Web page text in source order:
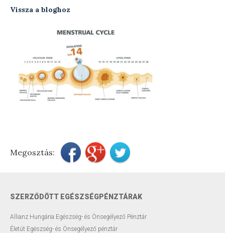
Menopauzális egészség
Távkonzultáció
Előadások
Szakmai blog
Elérhetőségek
Vissza a bloghoz
Megosztás:
SZERZŐDÖTT EGÉSZSÉGPÉNZTÁRAK
Allianz Hungária Egészség- és Önsegélyező Pénztár
Életút Egészség- és Önsegélyező pénztár